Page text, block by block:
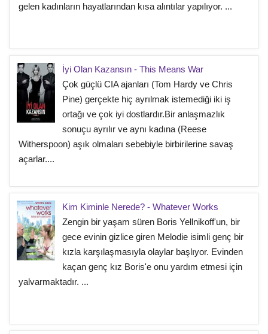
gelen kadınların hayatlarından kısa alıntılar yapılıyor. ...
İyi Olan Kazansın - This Means War
Çok güçlü CIA ajanları (Tom Hardy ve Chris
Pine) gerçekte hiç ayrılmak istemediği iki iş
ortağı ve çok iyi dostlardır.Bir anlaşmazlık
sonuçu ayrılır ve aynı kadına (Reese
Witherspoon) aşık olmaları sebebiyle birbirilerine savaş
açarlar....
Kim Kiminle Nerede? - Whatever Works
Zengin bir yaşam süren Boris Yellnikoff'un, bir
gece evinin gizlice giren Melodie isimli genç bir
kızla karşılaşmasıyla olaylar başlıyor. Evinden
kaçan genç kız Boris'e onu yardım etmesi için
yalvarmaktadır. ...